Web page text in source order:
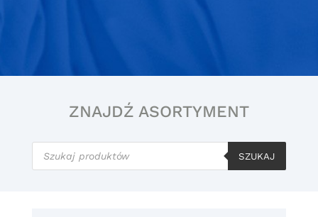
ZNAJDŹ ASORTYMENT
Wyszukiwarka
produktów
SZUKAJ